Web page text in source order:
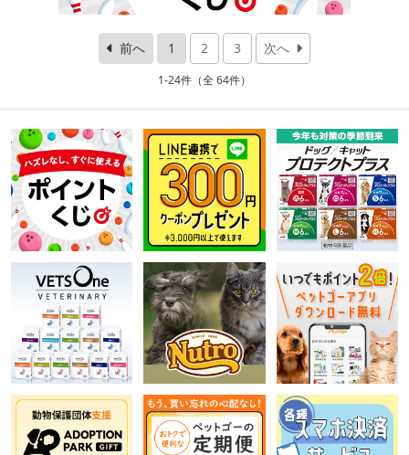
前へ 1 2 3 次へ
1-24件（全 64件）